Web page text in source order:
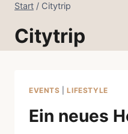
Start / Citytrip
Citytrip
EVENTS |LIFESTYLE
Ein neues